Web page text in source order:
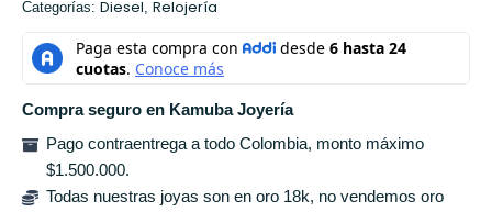
Categorías: Diesel, Relojería
Compra seguro en Kamuba Joyería
Pago contraentrega a todo Colombia, monto máximo
$1.500.000.
Todas nuestras joyas son en oro 18k, no vendemos oro